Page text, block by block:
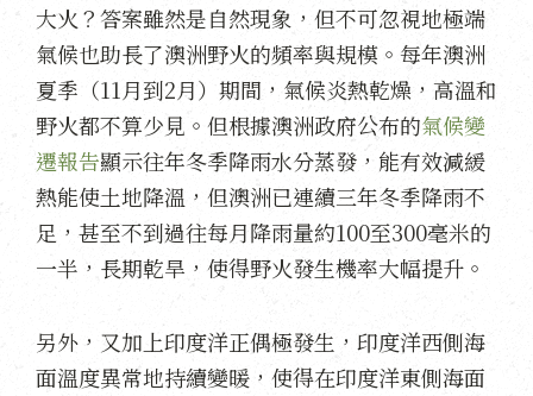
大火？答案雖然是自然現象，但不可忽視地極端
氣候也助長了澳洲野火的頻率與規模。每年澳洲
夏季（11月到2月）期間，氣候炎熱乾燥，高溫和
野火都不算少見。但根據澳洲政府公布的氣候變
遷報告顯示往年冬季降雨水分蒸發，能有效減緩
熱能使土地降溫，但澳洲已連續三年冬季降雨不
足，甚至不到過往每月降雨量約100至300毫米的
一半，長期乾旱，使得野火發生機率大幅提升。
另外，又加上印度洋正偶極發生，印度洋西側海
面溫度異常地持續變暖，使得在印度洋東側海面